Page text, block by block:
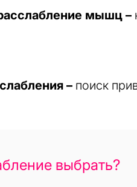
мышц –
– поиск
выбрать?